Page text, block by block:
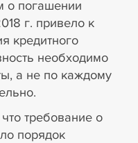
о погашении
г. привело к
кредитного
необходимо
а не по каждому
требование о
порядок